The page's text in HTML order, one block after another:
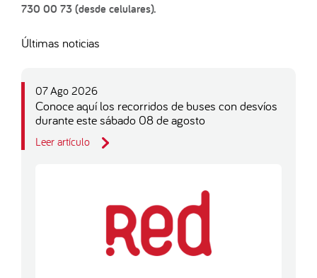
730 00 73 (desde celulares).
Últimas noticias
07 Ago 2026
Conoce aquí los recorridos de buses con desvíos
durante este sábado 08 de agosto
Leer artículo